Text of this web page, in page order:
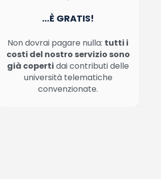
…È GRATIS!
Non dovrai pagare nulla: tutti i
costi del nostro servizio sono
già coperti dai contributi delle
università telematiche
convenzionate.